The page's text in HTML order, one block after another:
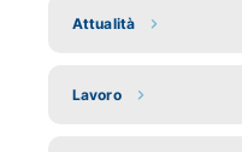
Attualità
Lavoro